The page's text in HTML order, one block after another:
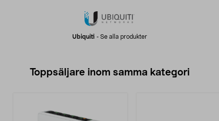
Ubiquiti - Se alla produkter
Toppsäljare inom samma kategori